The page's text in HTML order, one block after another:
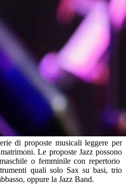
di proposte musicali leggere per
Le proposte Jazz possono
o femminile con repertorio
quali solo Sax su basi, trio
oppure la Jazz Band.